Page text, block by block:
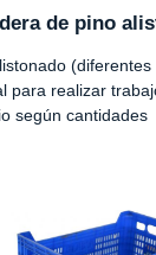
de pino
(diferentes
para realizar
según cantidades